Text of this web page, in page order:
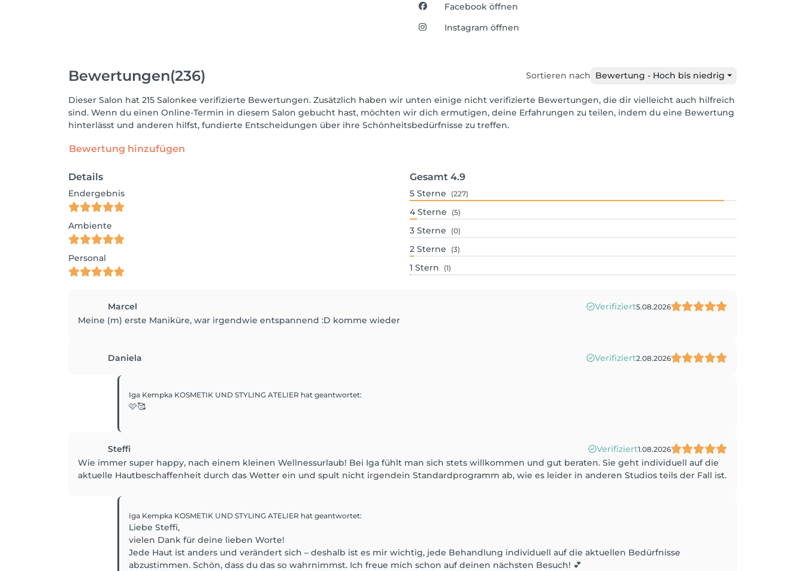
Facebook öffnen
Instagram öffnen
Bewertungen(236) Sortieren nach Bewertung - Hoch bis niedrig
Dieser Salon hat 215 Salonkee verifizierte Bewertungen. Zusätzlich haben wir unten einige nicht verifizierte Bewertungen, die dir vielleicht auch hilfreich
sind. Wenn du einen Online-Termin in diesem Salon gebucht hast, möchten wir dich ermutigen, deine Erfahrungen zu teilen, indem du eine Bewertung
hinterlässt und anderen hilfst, fundierte Entscheidungen über ihre Schönheitsbedürfnisse zu treffen.
Bewertung hinzufügen
Details
Endergebnis
Ambiente
Personal
Gesamt 4.9
5 Sterne (227)
4 Sterne (5)
3 Sterne (0)
2 Sterne (3)
1 Stern (1)
Marcel Verifiziert5.08.2026
Meine (m) erste Maniküre, war irgendwie entspannend :D komme wieder
Daniela Verifiziert2.08.2026
Iga Kempka KOSMETIK UND STYLING ATELIER hat geantwortet:
🩷🥰
Steffi Verifiziert1.08.2026
Wie immer super happy, nach einem kleinen Wellnessurlaub! Bei Iga fühlt man sich stets willkommen und gut beraten. Sie geht individuell auf die
aktuelle Hautbeschaffenheit durch das Wetter ein und spult nicht irgendein Standardprogramm ab, wie es leider in anderen Studios teils der Fall ist.
Iga Kempka KOSMETIK UND STYLING ATELIER hat geantwortet:
Liebe Steffi,
vielen Dank für deine lieben Worte!
Jede Haut ist anders und verändert sich – deshalb ist es mir wichtig, jede Behandlung individuell auf die aktuellen Bedürfnisse
abzustimmen. Schön, dass du das so wahrnimmst. Ich freue mich schon auf deinen nächsten Besuch! 💕